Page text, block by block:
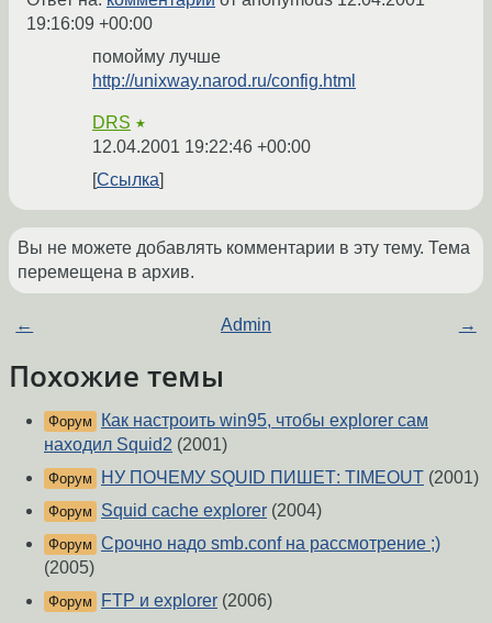
19:16:09 +00:00
помойму лучше
http://unixway.narod.ru/config.html
DRS ★
12.04.2001 19:22:46 +00:00
Ссылка
Вы не можете добавлять комментарии в эту тему. Тема
перемещена в архив.
← Admin →
Похожие темы
Форум
Как настроить win95, чтобы explorer сам
находил Squid2 (2001)
Форум НУ ПОЧЕМУ SQUID ПИШЕТ: TIMEOUT (2001)
Форум Squid cache explorer (2004)
Форум Срочно надо smb.conf на рассмотрение ;)
(2005)
Форум FTP и explorer (2006)